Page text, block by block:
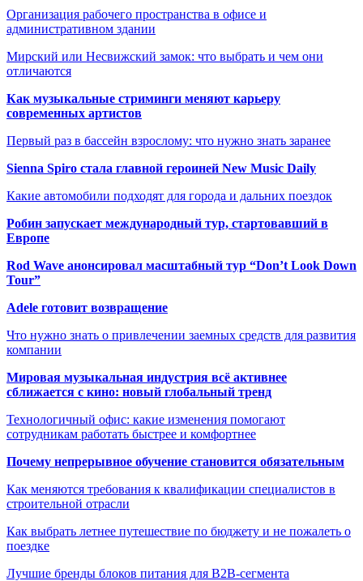
Организация рабочего пространства в офисе и
административном здании
Мирский или Несвижский замок: что выбрать и чем они
отличаются
Как музыкальные стриминги меняют карьеру
современных артистов
Первый раз в бассейн взрослому: что нужно знать заранее
Sienna Spiro стала главной героиней New Music Daily
Какие автомобили подходят для города и дальних поездок
Робин запускает международный тур, стартовавший в
Европе
Rod Wave анонсировал масштабный тур “Don’t Look Down
Tour”
Adele готовит возвращение
Что нужно знать о привлечении заемных средств для развития
компании
Мировая музыкальная индустрия всё активнее
сближается с кино: новый глобальный тренд
Технологичный офис: какие изменения помогают
сотрудникам работать быстрее и комфортнее
Почему непрерывное обучение становится обязательным
Как меняются требования к квалификации специалистов в
строительной отрасли
Как выбрать летнее путешествие по бюджету и не пожалеть о
поездке
Лучшие бренды блоков питания для B2B-сегмента